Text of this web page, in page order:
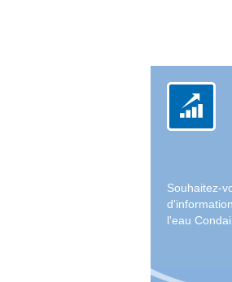
Souhaitez-
l'eau